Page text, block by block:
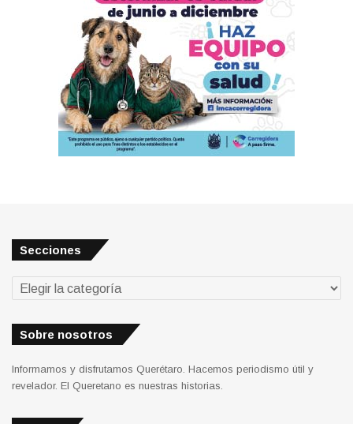
Secciones
Secciones
Sobre nosotros
Informamos y disfrutamos Querétaro. Hacemos periodismo útil y
revelador. El Queretano es nuestras historias.